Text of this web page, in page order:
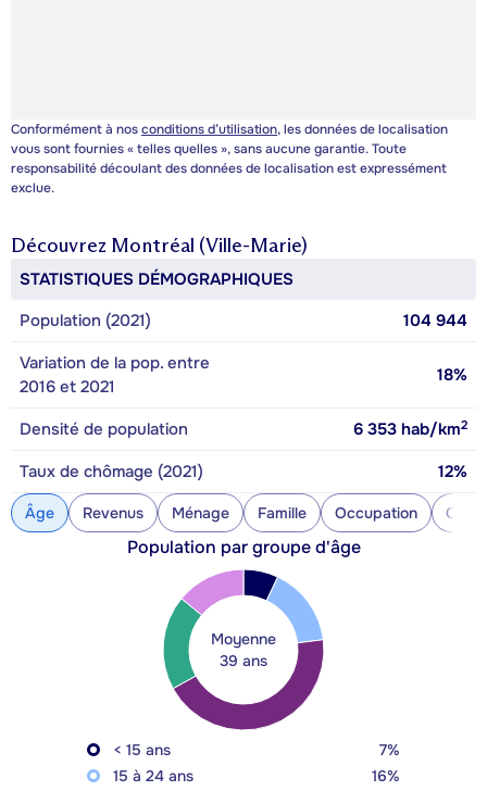
Conformément à nosconditions d’utilisation, les données de localisation
vous sont fournies « telles quelles », sans aucune garantie. Toute
responsabilité découlant des données de localisation est expressément
exclue.
Découvrez Montréal (Ville-Marie)
STATISTIQUES DÉMOGRAPHIQUES
Population (2021)
104 944
Variation de la pop. entre
2016 et 2021
18%
Densité de population 6 353 hab/km2
Taux de chômage (2021) 12%
Âge Revenus Ménage Famille Occupation
Population par groupe d'âge
Moyenne
39 ans
< 15 ans
7%
15 à 24 ans
16%